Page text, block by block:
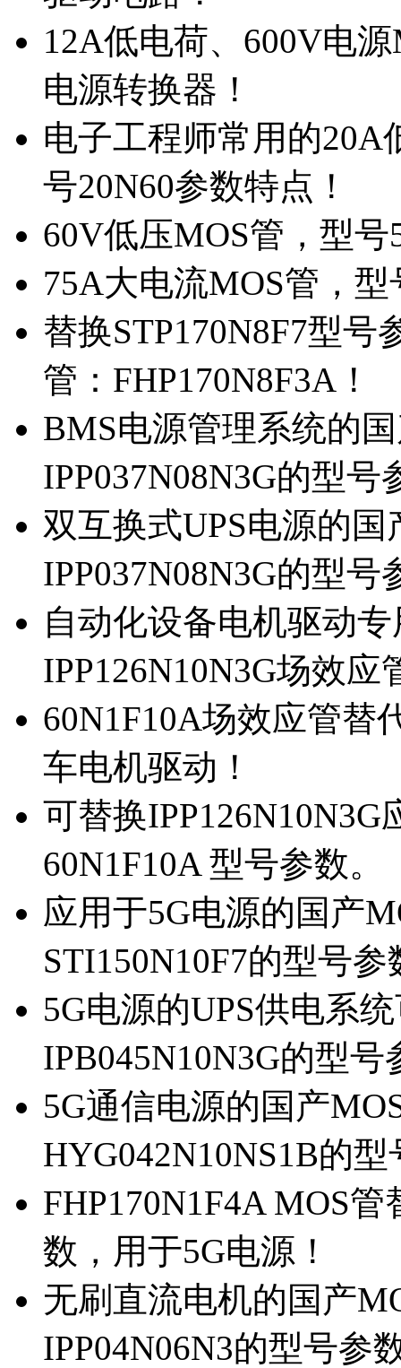
12A低电荷、600V电
电源转换器！
电子工程师常用的20A
号20N60参数特点！
60V低压MOS管，型
75A大电流MOS管，
替换STP170N8F7型
管：FHP170N8F3A！
BMS电源管理系统的
IPP037N08N3G的型号
双互换式UPS电源的
IPP037N08N3G的型号
自动化设备电机驱动
IPP126N10N3G场效应
60N1F10A场效应管替
车电机驱动！
可替换
60N1F10A 型号参数。
应用于5G电源的国产
STI150N10F7的型号参
5G电源的UPS供电系
IPB045N10N3G的型号
5G通信电源的国产
HYG042N10NS1B的
FHP170N1F4A MOS
数，用于5G电源！
无刷直流电机的国产
IPP04N06N3的型号参